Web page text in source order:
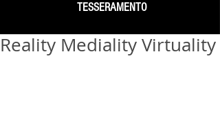
TESSERAMENTO
Reality Mediality Virtuality